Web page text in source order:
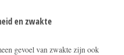
en zwakte
gevoel van zwakte zijn ook